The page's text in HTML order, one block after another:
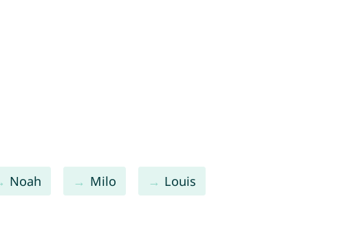
Noah Milo Louis